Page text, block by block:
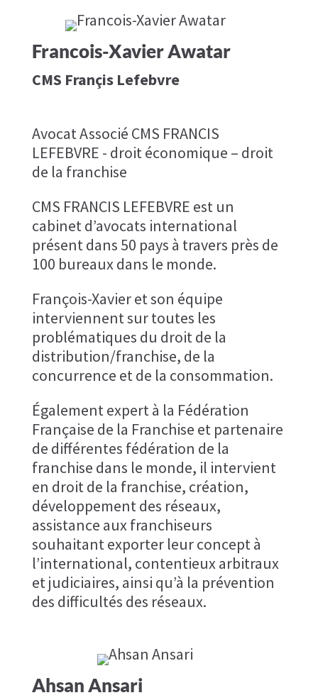
Francois-Xavier Awatar
CMS Françis Lefebvre
Avocat Associé CMS FRANCIS
LEFEBVRE - droit économique – droit
de la franchise
CMS FRANCIS LEFEBVRE est un
cabinet d’avocats international
présent dans 50 pays à travers près de
100 bureaux dans le monde.
François-Xavier et son équipe
interviennent sur toutes les
problématiques du droit de la
distribution/franchise, de la
concurrence et de la consommation.
Également expert à la Fédération
Française de la Franchise et partenaire
de différentes fédération de la
franchise dans le monde, il intervient
en droit de la franchise, création,
développement des réseaux,
assistance aux franchiseurs
souhaitant exporter leur concept à
l’international, contentieux arbitraux
et judiciaires, ainsi qu’à la prévention
des difficultés des réseaux.
Ahsan Ansari